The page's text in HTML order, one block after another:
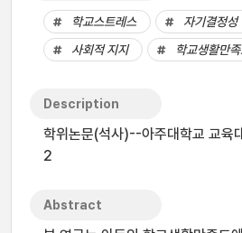
학교스트레스
자기결정성
사회적 지지
학교생활만
Description
학위논문(석사)--아주대학교 교육
2
Abstract